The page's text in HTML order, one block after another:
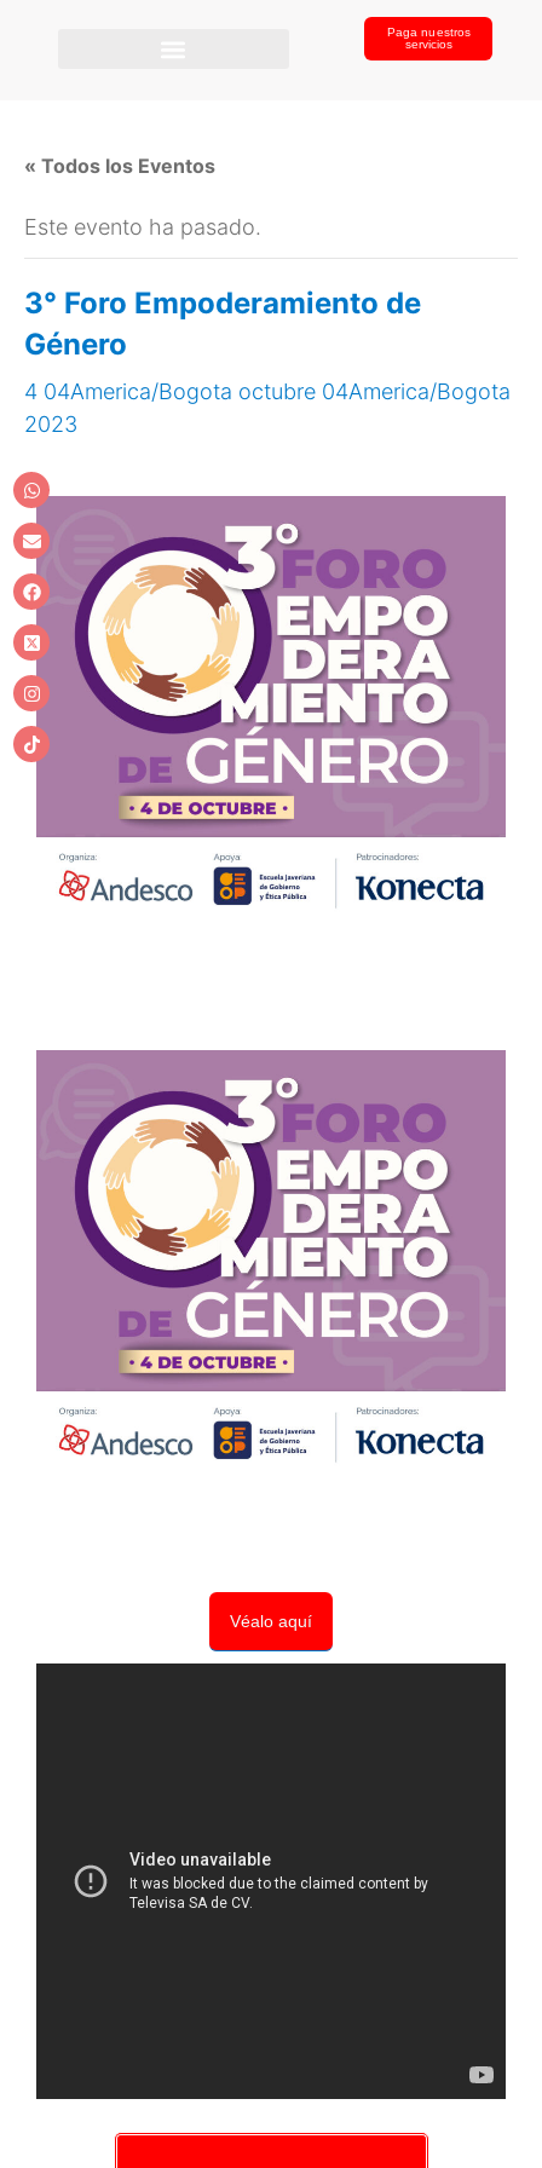
Paga nuestros
servicios
« Todos los Eventos
Este evento ha pasado.
3° Foro Empoderamiento de
Género
4 04America/Bogota octubre 04America/Bogota
2023
Véalo aquí